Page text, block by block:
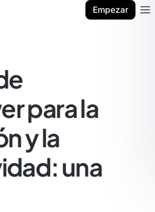
Empezar
para la
y la
una